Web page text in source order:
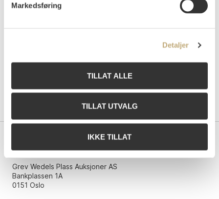
Markedsføring
Detaljer
TILLAT ALLE
TILLAT UTVALG
IKKE TILLAT
TilslagNOK80 000
Grev Wedels Plass Auksjoner AS
Bankplassen 1A
0151 Oslo